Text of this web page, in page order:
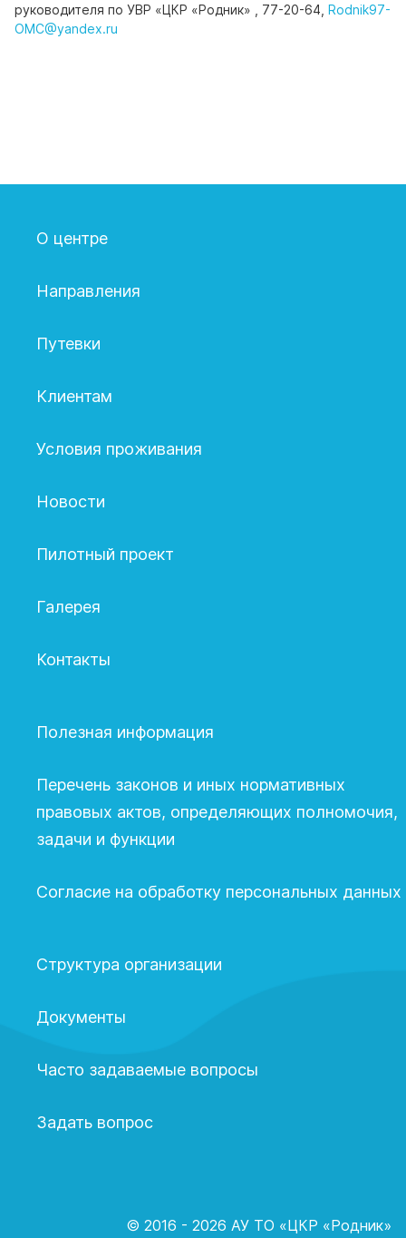
руководителя по УВР «ЦКР «Родник» , 77-20-64, Rodnik97-
ОМС@yаndex.ru
О центре
Направления
Путевки
Клиентам
Условия проживания
Новости
Пилотный проект
Галерея
Контакты
Полезная информация
Перечень законов и иных нормативных
правовых актов, определяющих полномочия,
задачи и функции
Согласие на обработку персональных данных
Структура организации
Документы
Часто задаваемые вопросы
Задать вопрос
© 2016 - 2026 АУ ТО «ЦКР «Родник»